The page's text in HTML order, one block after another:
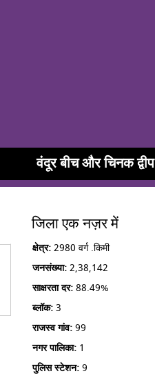
वंदूर बीच और चिनक द्वीप
जिला एक नज़र में
क्षेत्र:2980 वर्ग .किमी
जनसंख्या:2,38,142
साक्षरता दर:88.49%
ब्लॉक:3
राजस्व गांव:99
नगर पालिका: 1
पुलिस स्टेशन:9